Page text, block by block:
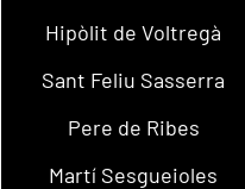
Hipòlit de Voltregà
Sant Feliu Sasserra
Pere de Ribes
Martí Sesgueioles